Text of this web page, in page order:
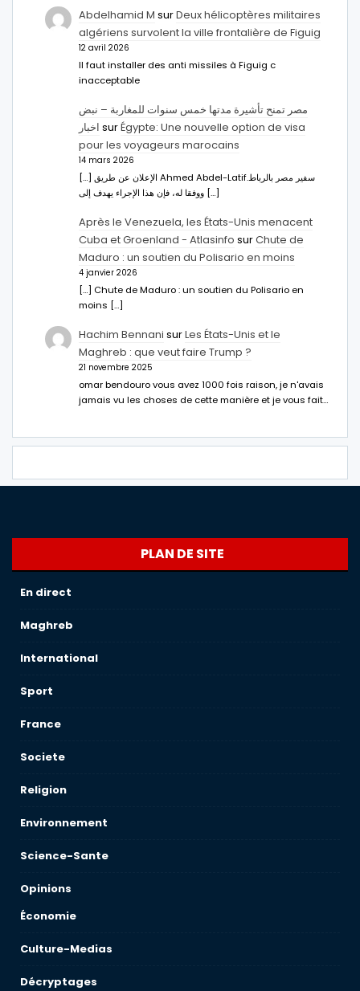
Abdelhamid M surDeux hélicoptères militaires
algériens survolent la ville frontalière de Figuig
12 avril 2026
Il faut installer des anti missiles à Figuig c
inacceptable
مصر تمنح تأشيرة مدتها خمس سنوات للمغاربة – نبض
اخبار surÉgypte: Une nouvelle option de visa
pour les voyageurs marocains
14 mars 2026
[…] الإعلان عن طريق Ahmed Abdel-Latifسفير مصر بالرباط.
ووفقا له، فإن هذا الإجراء يهدف إلى […]
Après le Venezuela, les États-Unis menacent
Cuba et Groenland - Atlasinfo surChute de
Maduro : un soutien du Polisario en moins
4 janvier 2026
[…] Chute de Maduro : un soutien du Polisario en
moins […]
Hachim Bennani surLes États-Unis et le
Maghreb : que veut faire Trump ?
21 novembre 2025
omar bendouro vous avez 1000 fois raison, je n'avais
jamais vu les choses de cette manière et je vous fait…
PLAN DE SITE
En direct
Maghreb
International
Sport
France
Societe
Religion
Environnement
Science-Sante
Opinions
Économie
Culture-Medias
Décryptages